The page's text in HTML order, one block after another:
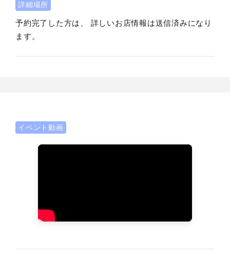
詳細場所
予約完了した方は、 詳しいお店情報は送信済みになり
ます。
イベント動画